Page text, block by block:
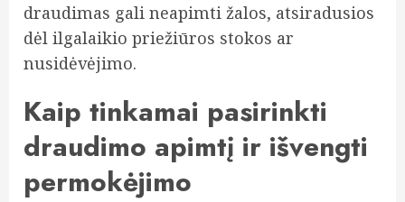
draudimas gali neapimti žalos, atsiradusios
dėl ilgalaikio priežiūros stokos ar
nusidėvėjimo.
Kaip tinkamai pasirinkti
draudimo apimtį ir išvengti
permokėjimo